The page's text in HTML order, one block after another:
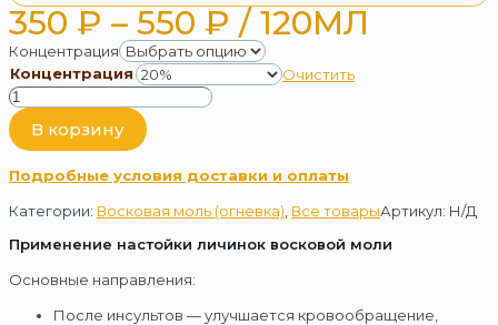
350 ₽ – 550 ₽ ДИАПАЗОН
ЦЕН:
350 ₽
/ 120МЛ
Концентрация
Концентрация
Очистить
Количество
товара
Настойка
восковой
В корзину
Подробные условия доставки и оплаты
Категории: Восковая моль (огневка) Все товарыАртикул: Н/Д
Применение настойки личинок восковой моли
Основные направления:
После инсультов — улучшается кровообращение,